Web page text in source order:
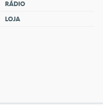
RÁDIO
LOJA